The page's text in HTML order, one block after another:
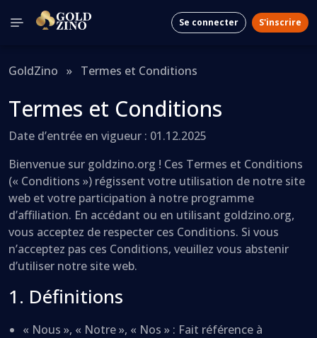
Se connecter S'inscrire
GoldZino » Termes et Conditions
Termes et Conditions
Date d’entrée en vigueur : 01.12.2025
Bienvenue sur goldzino.org ! Ces Termes et Conditions
(« Conditions ») régissent votre utilisation de notre site
web et votre participation à notre programme
d’affiliation. En accédant ou en utilisant goldzino.org,
vous acceptez de respecter ces Conditions. Si vous
n’acceptez pas ces Conditions, veuillez vous abstenir
d’utiliser notre site web.
1. Définitions
« Nous », « Notre », « Nos » : Fait référence à